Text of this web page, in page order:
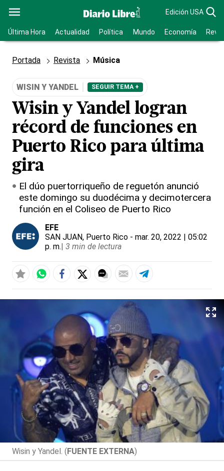
Edición USA
Última Hora Actualidad Política Mundo Economía
Portada Revista Música
WISIN Y YANDEL SEGUIR TEMA +
Wisin y Yandel logran
récord de funciones en
Puerto Rico para última
gira
El dúo puertorriqueño de reguetón anunció
este domingo su duodécima y decimotercera
función en el Coliseo de Puerto Rico
EFE
SAN JUAN, Puerto Rico - mar. 20, 2022 | 05:02
p. m.| 3 min de lectura
Wisin y Yandel. (FUENTE EXTERNA)